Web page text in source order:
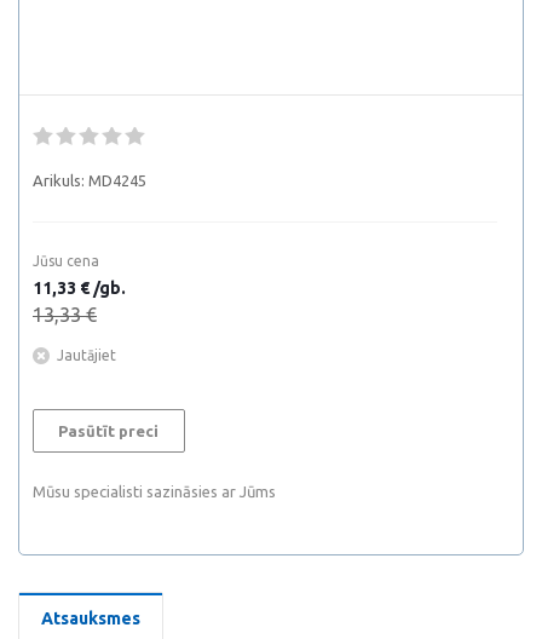
Arikuls: MD4245
Jūsu cena
11,33 € /gb.
13,33 €
Jautājiet
Pasūtīt preci
Mūsu specialisti sazināsies ar Jūms
Atsauksmes